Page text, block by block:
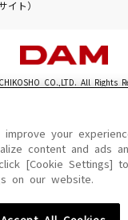
イト）
CO.,LTD. All Rights
一切の文章・画像・写真・動
範囲を超えて無断で複製、転
によりご利用いただけない場
、配信内容が変更になる場合
your
content and ads
[Cookie Settings]
on our website.